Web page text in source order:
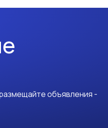
объявления -